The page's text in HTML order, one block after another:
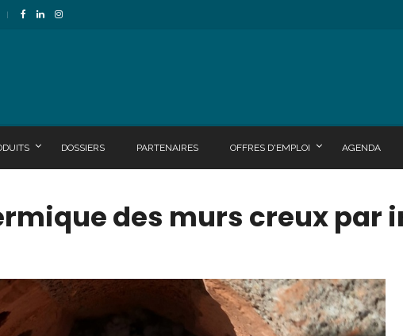
DOSSIERS PARTENAIRES OFFRES D'EMPLOI AGENDA
des murs creux par